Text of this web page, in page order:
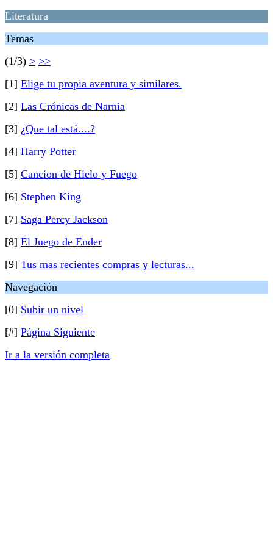
Literatura
Temas
(1/3) > >>
[1] Elige tu propia aventura y similares.
[2] Las Crónicas de Narnia
[3] ¿Que tal está....?
[4] Harry Potter
[5] Cancion de Hielo y Fuego
[6] Stephen King
[7] Saga Percy Jackson
[8] El Juego de Ender
[9] Tus mas recientes compras y lecturas...
Navegación
[0] Subir un nivel
[#] Página Siguiente
Ir a la versión completa